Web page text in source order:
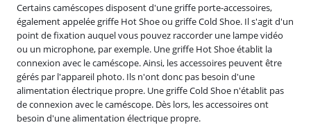
Certains caméscopes disposent d'une griffe porte-accessoires,
également appelée griffe Hot Shoe ou griffe Cold Shoe. Il s'agit d'un
point de fixation auquel vous pouvez raccorder une lampe vidéo
ou un microphone, par exemple. Une griffe Hot Shoe établit la
connexion avec le caméscope. Ainsi, les accessoires peuvent être
gérés par l'appareil photo. Ils n'ont donc pas besoin d'une
alimentation électrique propre. Une griffe Cold Shoe n'établit pas
de connexion avec le caméscope. Dès lors, les accessoires ont
besoin d'une alimentation électrique propre.